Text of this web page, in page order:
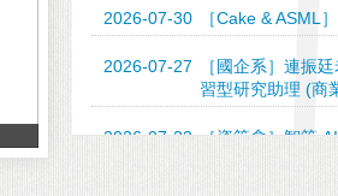
2026-07-30 ［Cake & ASML
2026-07-27
［國企系］連振
習型研究助理 (商
2026-07-22 ［資策會］智策